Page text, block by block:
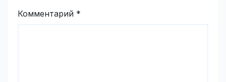
Комментарий *